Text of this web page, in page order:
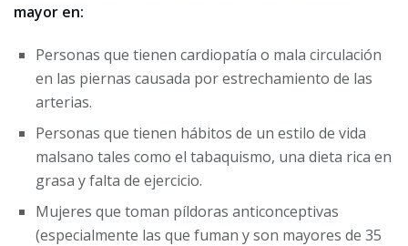
mayor en:
Personas que tienen cardiopatía o mala circulación
en las piernas causada por estrechamiento de las
arterias.
Personas que tienen hábitos de un estilo de vida
malsano tales como el tabaquismo, una dieta rica en
grasa y falta de ejercicio.
Mujeres que toman píldoras anticonceptivas
(especialmente las que fuman y son mayores de 35